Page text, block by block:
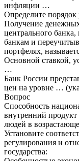
инфляции …
Определите
Получение
центрального
банкам и
портфелях,
Основной ставкой,
…
Банк России
цен на уровне …
Вопрос
Способность
внутренний
людей в
Установите
регулирования и
государства: